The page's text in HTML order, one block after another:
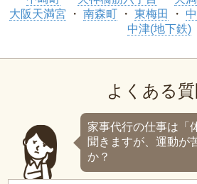
大阪天満宮
南森町 東梅田
中津(地下鉄)
よくある質
家事代行の仕事は「
聞きますが、運動が
か？